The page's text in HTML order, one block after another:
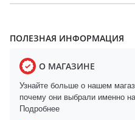
ПОЛЕЗНАЯ ИНФОРМАЦИЯ
О МАГАЗИНЕ
Узнайте больше о нашем
почему они выбрали именно
Подробнее